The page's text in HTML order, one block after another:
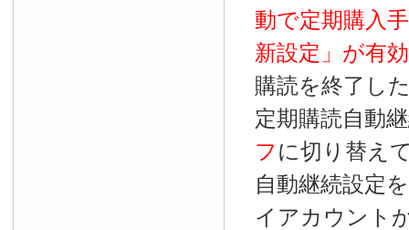
動で定期購入
新設定」が有効
購読を終了し
定期購読自動
フ に切り替え
自動継続設定
イアカウント